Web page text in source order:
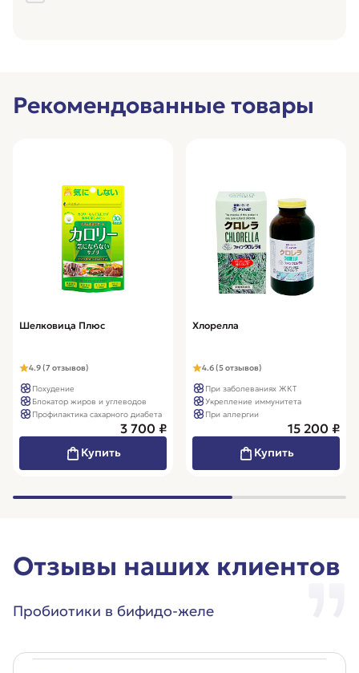
Рекомендованные товары
Шелковица Плюс
4.9 (7 отзывов)
Похудение
Блокатор жиров и углеводов
Профилактика сахарного диабета
3 700 ₽
Купить
Хлорелла
4.6 (5 отзывов)
При заболеваниях ЖКТ
Укрепление иммунитета
При аллергии
15 200 ₽
Купить
Отзывы наших клиентов
Пробиотики в бифидо-желе